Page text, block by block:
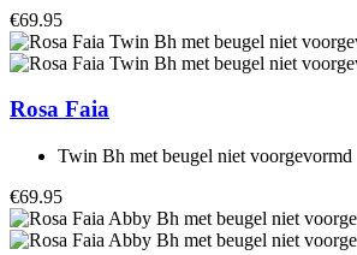
€69.95
Rosa Faia
Twin Bh met beugel niet voorgevormd
€69.95